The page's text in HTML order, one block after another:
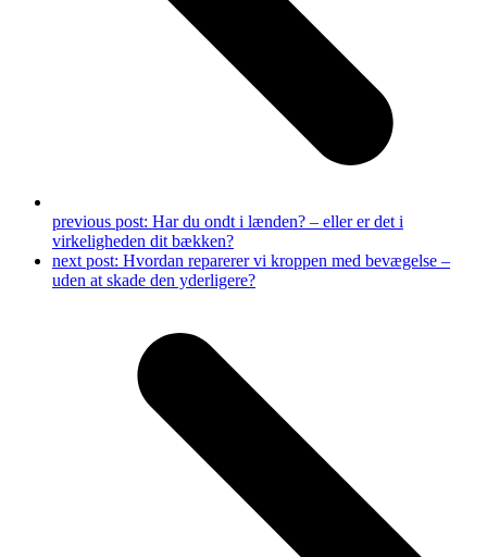
previous post: Har du ondt i lænden? – eller er det i
virkeligheden dit bækken?
next post: Hvordan reparerer vi kroppen med bevægelse –
uden at skade den yderligere?